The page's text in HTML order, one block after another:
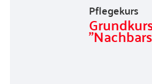
Pflegekurs